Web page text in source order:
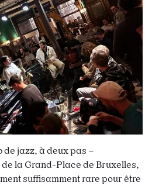
de jazz, à deux pas –
la Grand-Place de Bruxelles,
suffisamment rare pour être